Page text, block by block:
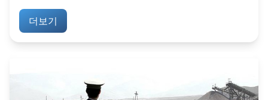
더보기